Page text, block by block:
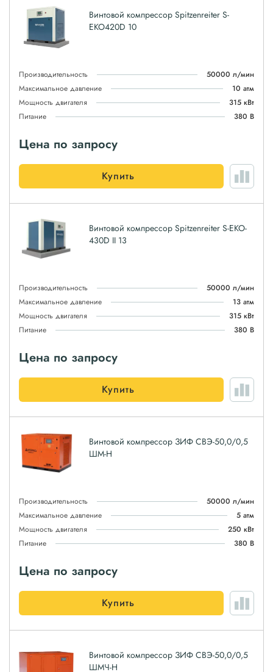
Винтовой компрессор Spitzenreiter S-
EKO420D 10
Производительность
50000 л/мин
Максимальное давление
10 атм
Мощность двигателя
315 кВт
Питание
380 В
Цена по запросу
Купить
Винтовой компрессор Spitzenreiter S-EKO-
430D II 13
Производительность
50000 л/мин
Максимальное давление
13 атм
Мощность двигателя
315 кВт
Питание
380 В
Цена по запросу
Купить
Винтовой компрессор ЗИФ СВЭ-50,0/0,5
ШМ-Н
Производительность
50000 л/мин
Максимальное давление
5 атм
Мощность двигателя
250 кВт
Питание
380 В
Цена по запросу
Купить
Винтовой компрессор ЗИФ СВЭ-50,0/0,5
ШМЧ-Н